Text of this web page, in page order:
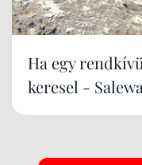
Ha egy
keresel -